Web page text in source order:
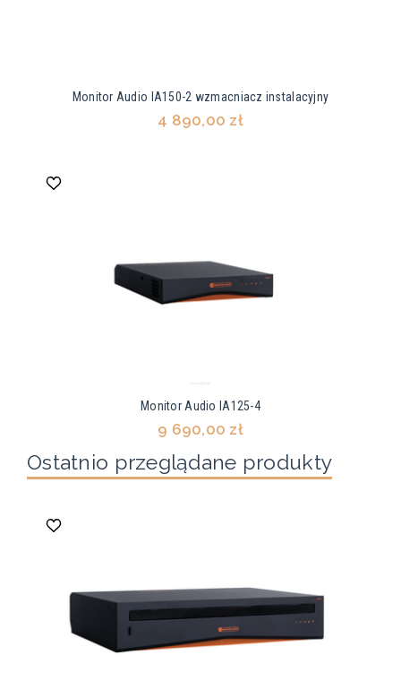
Monitor Audio IA150-2 wzmacniacz instalacyjny
4 890,00 zł
Monitor Audio IA125-4
9 690,00 zł
Ostatnio przeglądane produkty